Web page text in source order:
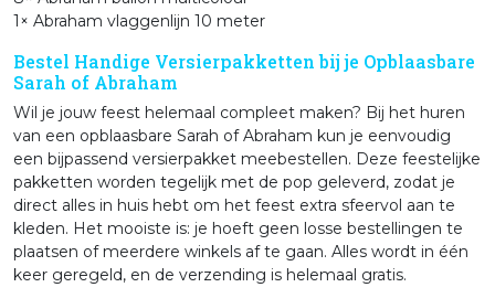
1× Abraham vlaggenlijn 10 meter
Bestel Handige Versierpakketten bij je Opblaasbare
Sarah of Abraham
Wil je jouw feest helemaal compleet maken? Bij het huren
van een opblaasbare Sarah of Abraham kun je eenvoudig
een bijpassend versierpakket meebestellen. Deze feestelijke
pakketten worden tegelijk met de pop geleverd, zodat je
direct alles in huis hebt om het feest extra sfeervol aan te
kleden. Het mooiste is: je hoeft geen losse bestellingen te
plaatsen of meerdere winkels af te gaan. Alles wordt in één
keer geregeld, en de verzending is helemaal gratis.